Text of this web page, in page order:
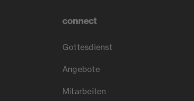
connect
Gottesdienst
Angebote
Mitarbeiten